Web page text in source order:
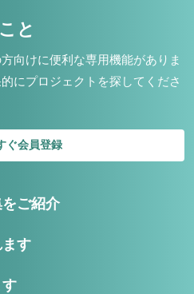
と
向けに便利な専用機能がありま
にプロジェクトを探してくださ
ぐ会員登録
ご紹介
す